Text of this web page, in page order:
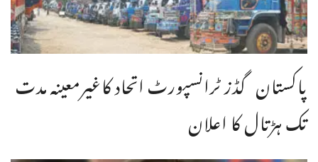
پاکستان گڈز ٹرانسپورٹ اتحاد کاغیرمعینہ مدت
تک ہڑتال کا اعلان